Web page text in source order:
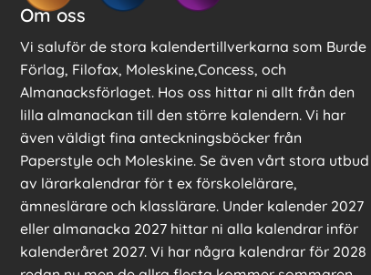
Om oss
Vi saluför de stora kalendertillverkarna som Burde
Förlag, Filofax, Moleskine,Concess, och
Almanacksförlaget. Hos oss hittar ni allt från den
lilla almanackan till den större kalendern. Vi har
även väldigt fina anteckningsböcker från
Paperstyle och Moleskine. Se även vårt stora utbud
av lärarkalendrar för t ex förskolelärare,
ämneslärare och klasslärare. Under kalender 2027
eller almanacka 2027 hittar ni alla kalendrar inför
kalenderåret 2027. Vi har några kalendrar för 2028